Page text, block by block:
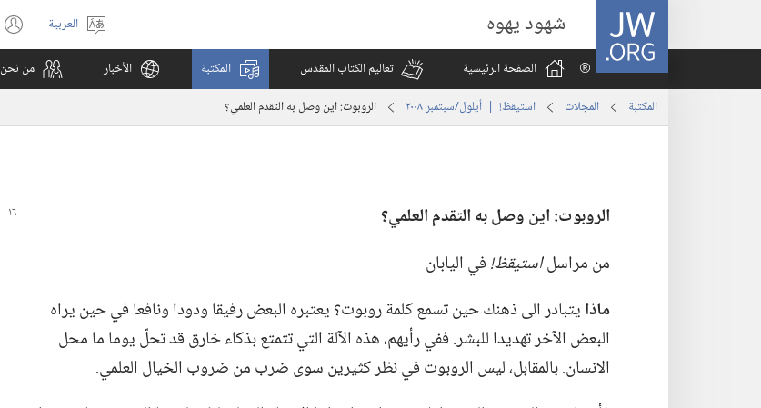
JW.ORG شهود يهوه
اختر
اللغة
العربية
الصفحة الرئيسية
تعاليم الكتاب المقدس المكتبة الأخبار من نحن
المكتبة المجلات استيقظ‏!‏ | ‏‎أيلول/سبتمبر‏ ‏‎٢٠٠٨‏ الروبوت:‏ اين وصل به التقدم العلمي؟‏
الروبوت:‏ اين وصل به التقدم العلمي؟‏
من مراسلاستيقظ!‏في اليابان
ماذايتبادر الى ذهنك حين تسمع كلمة روبوت؟‏ يعتبره البعض رفيقا ودودا ونافعا في حين يراه
البعض الآخر تهديدا للبشر.‏ ففي رأيهم،‏ هذه الآلة التي تتمتع بذكاء خارق قد تحلّ يوما ما محل
الانسان.‏ بالمقابل،‏ ليس الروبوت في نظر كثيرين سوى ضرب من ضروب الخيال العلمي.‏